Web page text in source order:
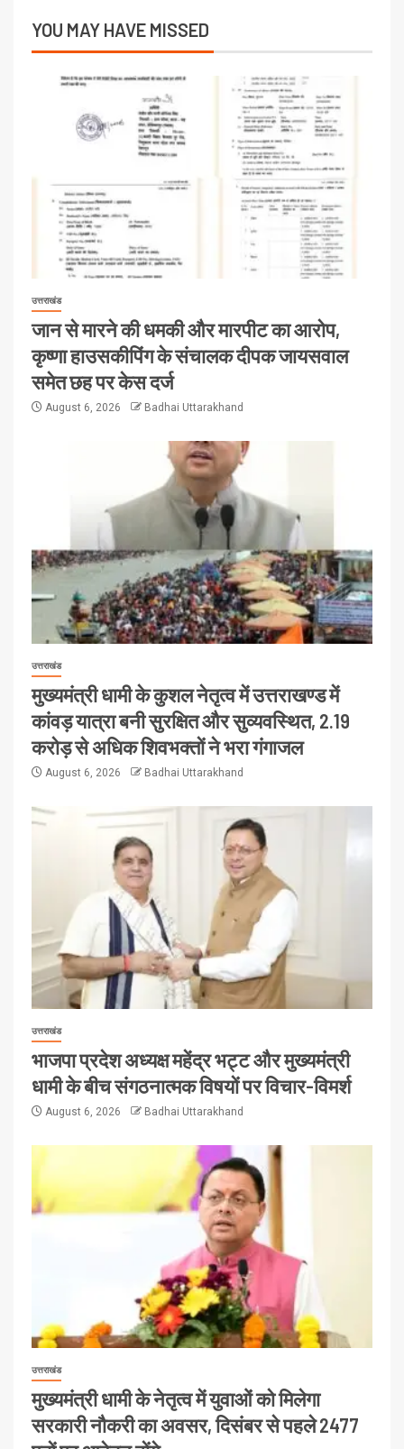
YOU MAY HAVE MISSED
उत्तराखंड
जान से मारने की धमकी और मारपीट का आरोप,
कृष्णा हाउसकीपिंग के संचालक दीपक जायसवाल
समेत छह पर केस दर्ज
August 6, 2026 Badhai Uttarakhand
उत्तराखंड
मुख्यमंत्री धामी के कुशल नेतृत्व में उत्तराखण्ड में
कांवड़ यात्रा बनी सुरक्षित और सुव्यवस्थित, 2.19
करोड़ से अधिक शिवभक्तों ने भरा गंगाजल
August 6, 2026 Badhai Uttarakhand
उत्तराखंड
भाजपा प्रदेश अध्यक्ष महेंद्र भट्ट और मुख्यमंत्री
धामी के बीच संगठनात्मक विषयों पर विचार-विमर्श
August 6, 2026 Badhai Uttarakhand
उत्तराखंड
मुख्यमंत्री धामी के नेतृत्व में युवाओं को मिलेगा
सरकारी नौकरी का अवसर, दिसंबर से पहले 2477